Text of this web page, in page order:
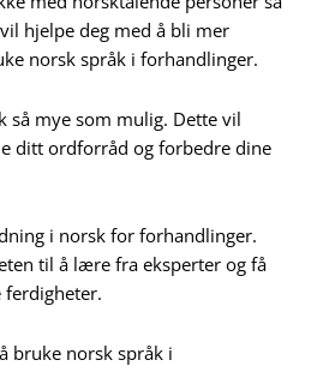
hjelpe deg med å bli mer
norsk språk i forhandlinger.
så mye som mulig. Dette vil
ditt ordforråd og forbedre dine
i norsk for forhandlinger.
til å lære fra eksperter og få
bruke norsk språk i